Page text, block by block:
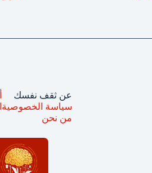
عن ثقف نفسك
سياسة الخصوصية
من نحن